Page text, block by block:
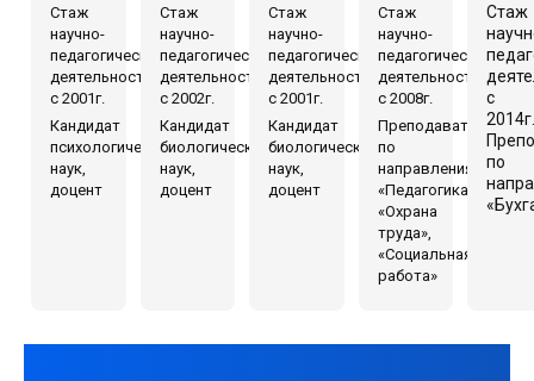
Стаж
научно-
педагогической
деятельности
с 2001г.
Кандидат
психологических
наук,
доцент
Стаж
научно-
педагогической
деятельности
с 2002г.
Кандидат
биологических
наук,
доцент
Стаж
научно-
педагогической
деятельности
с 2001г.
Кандидат
биологических
наук,
доцент
Стаж
научно-
педагогической
деятельности
с 2008г.
Преподаватель
по
направлениям
«Педагогика»,
«Охрана
труда»,
«Социальная
работа»
Стаж
с
по